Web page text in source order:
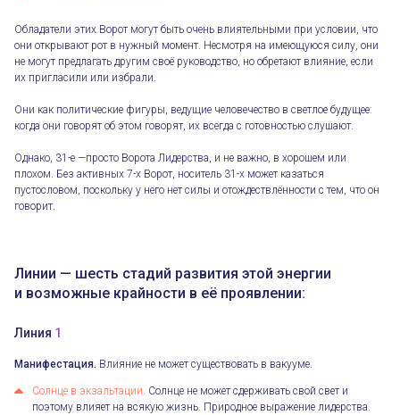
Обладатели этих Ворот могут быть очень влиятельными при условии, что
они открывают рот в нужный момент. Несмотря на имеющуюся силу, они
не могут предлагать другим своё руководство, но обретают влияние, если
их пригласили или избрали.
Они как политические фигуры, ведущие человечество в светлое будущее:
когда они говорят об этом говорят, их всегда с готовностью слушают.
Однако, 31-е —просто Ворота Лидерства, и не важно, в хорошем или
плохом. Без активных 7-х Ворот, носитель 31-х может казаться
пустословом, поскольку у него нет силы и отождествлённости с тем, что он
говорит.
Линии — шесть стадий развития этой энергии
и возможные крайности в её проявлении:
Линия 1
Манифестация. Влияние не может существовать в вакууме.
Солнце в экзальтации. Солнце не может сдерживать свой свет и
поэтому влияет на всякую жизнь. Природное выражение лидерства.